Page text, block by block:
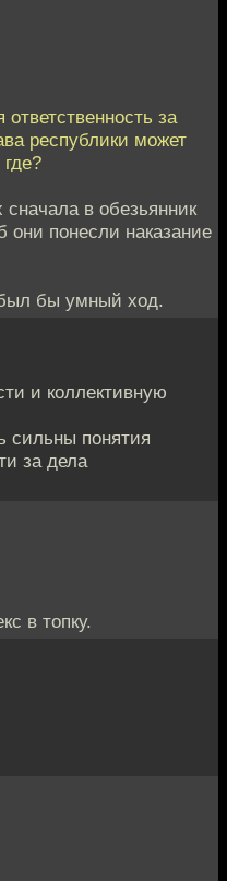
за
республики может
в обезьянник
они понесли наказание
бы умный ход.
и коллективную
сильны понятия
за дела
в топку.